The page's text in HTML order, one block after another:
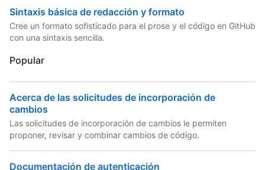
Sintaxis básica de redacción y formato
Cree un formato sofisticado para el prose y el código en GitHub
con una sintaxis sencilla.
Popular
Acerca de las solicitudes de incorporación de
cambios
Las solicitudes de incorporación de cambios le permiten
proponer, revisar y combinar cambios de código.
Documentación de autenticación